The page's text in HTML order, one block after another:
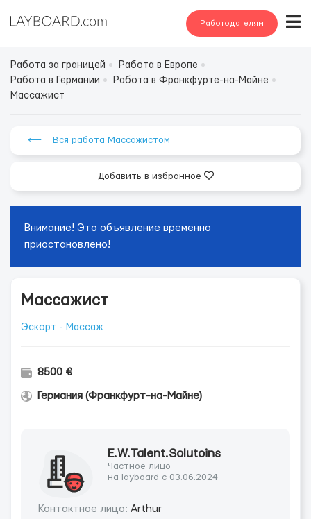
Работодателям
Работа за границей
Работа в Европе
Работа в Германии
Работа в Франкфурте-на-Майне
Массажист
⟵ Вся работа Массажистом
Добавить в избранное
Внимание! Это объявление временно
приостановлено!
Массажист
Эскорт - Массаж
8500 €
Германия (Франкфурт-на-Майне)
E.W.Talent.Solutoins
Частное лицо
на layboard с 03.06.2024
Контактное лицо: Arthur